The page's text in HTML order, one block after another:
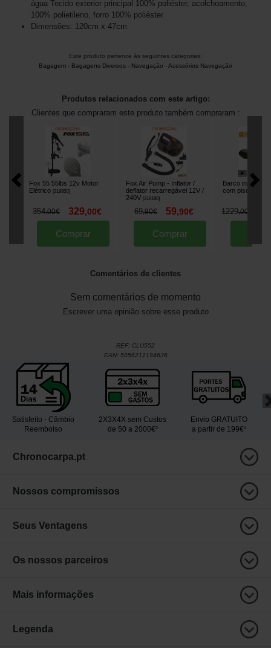
água Tecido exterior principal 100% poliéster, acolchoamento,
100% polietileno, forro 100% poliéster
Dimensões: 120cm x 47cm
Este produto pertence às seguintes categorias:
Bagagem - Bagagens Diversos - Navegação -Acessórios Navegação
Produtos relacionados com este artigo:
Clientes que compraram este produto também compraram :
Fox 55 55lbs 12v Motor
Elétrico [219950]
354,00€ 329,00€
Comprar
Fox Air Pump - Inflator /
deflator recarregável 12V /
240V [219180]
69,90€ 59,90€
Comprar
Barco
com piso de ar
1229,00
Comentários de clientes
Sem comentários de momento
Escrever uma opinião sobre esse produto
REF: CLU552
EAN: 5056212194636
Satisfeito - Câmbio
Reembolso
2X3X4X sem Custos
de 50 a 2000€²
Envio GRATUITO
a partir de 199€¹
Chronocarpa.pt
Nossos compromissos
Seus Ventagens
Os nossos parceiros
Mais informações
Legenda